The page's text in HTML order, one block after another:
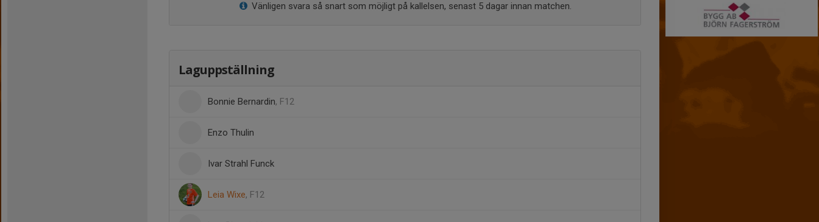
Vänligen svara så snart som möjligt på kallelsen, senast 5 dagar innan matchen.
Laguppställning
Bonnie Bernardin, F12
Enzo Thulin
Ivar Strahl Funck
Leia Wixe, F12